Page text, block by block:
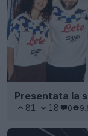
Presentata la
81 18 0